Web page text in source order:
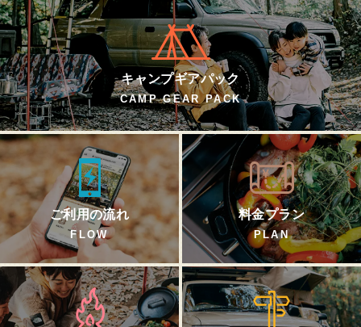
キャンプギアパック
CAMP GEAR PACK
ご利用の流れ
FLOW
料金プラン
PLAN